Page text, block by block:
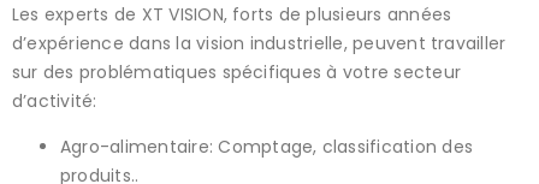
Les experts de XT VISION, forts de plusieurs années
d’expérience dans la vision industrielle, peuvent travailler
sur des problématiques spécifiques à votre secteur
d’activité:
Agro-alimentaire: Comptage, classification des
produits..